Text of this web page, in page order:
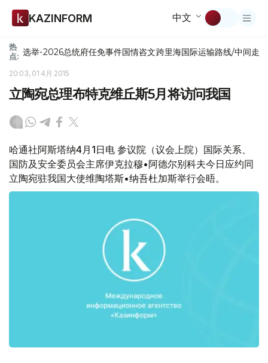
KAZINFORM 中文
热
点: 选举-2026总统府任免事件国情咨文跨里海国际运输路线/中间走廊
20:03, 01 4月 2015
立陶宛总理布特克维丘斯5月将访问我国
哈通社阿斯塔纳4月1日电 参议院（议会上院）国际关系、
国防及安全委员会主席伊克拉穆•阿德尔别科夫今日应约同
立陶宛驻我国大使维陶塔斯•纳吾杜加斯举行会晤。